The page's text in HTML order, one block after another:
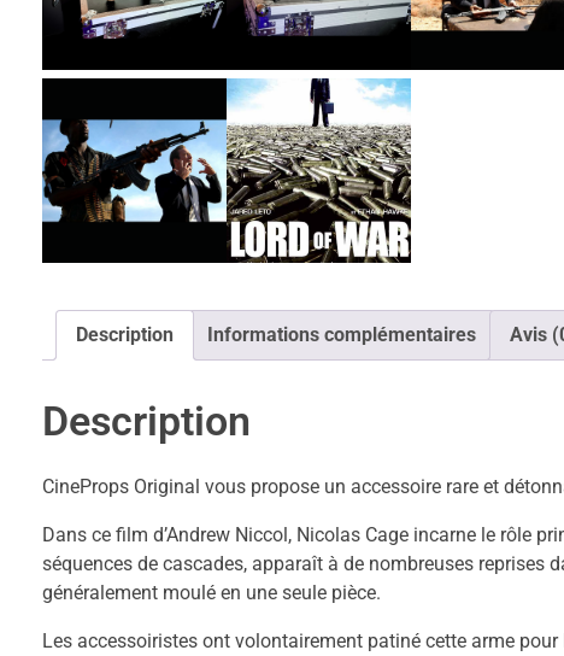
Description Informations complémentaires Avis
Description
CineProps Original vous propose un accessoire rare et
Dans ce film d’Andrew Niccol, Nicolas Cage incarne le rôle
séquences de cascades, apparaît à de nombreuses reprises
généralement moulé en une seule pièce.
Les accessoiristes ont volontairement patiné cette arme